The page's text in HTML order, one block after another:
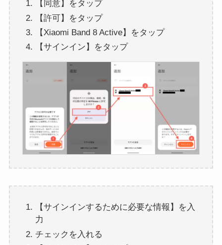
【同意】をタップ
【許可】をタップ
【Xiaomi Band 8 Active】をタップ
【サインイン】をタップ
【サインインするために必要な情報】を入
力
チェックを入れる